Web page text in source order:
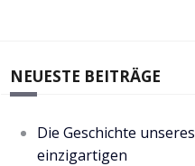
NEUESTE BEITRÄGE
Die Geschichte unseres
einzigartigen